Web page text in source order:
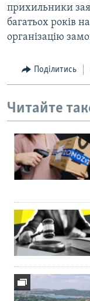
прихильники
багатьох років
організацію
Поділитись
Читайте